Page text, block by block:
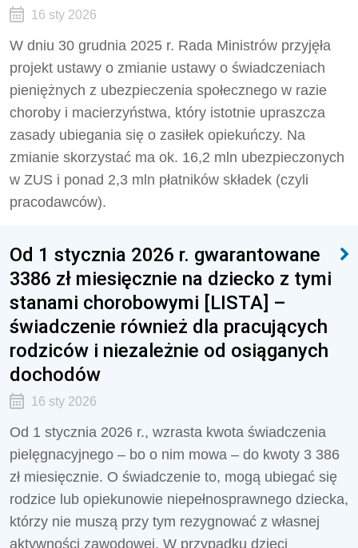
16 sty 2026
W dniu 30 grudnia 2025 r. Rada Ministrów przyjęła
projekt ustawy o zmianie ustawy o świadczeniach
pieniężnych z ubezpieczenia społecznego w razie
choroby i macierzyństwa, który istotnie upraszcza
zasady ubiegania się o zasiłek opiekuńczy. Na
zmianie skorzystać ma ok. 16,2 mln ubezpieczonych
w ZUS i ponad 2,3 mln płatników składek (czyli
pracodawców).
Od 1 stycznia 2026 r. gwarantowane
3386 zł miesięcznie na dziecko z tymi
stanami chorobowymi [LISTA] –
świadczenie również dla pracujących
rodziców i niezależnie od osiąganych
dochodów
16 sty 2026
Od 1 stycznia 2026 r., wzrasta kwota świadczenia
pielęgnacyjnego – bo o nim mowa – do kwoty 3 386
zł miesięcznie. O świadczenie to, mogą ubiegać się
rodzice lub opiekunowie niepełnosprawnego dziecka,
którzy nie muszą przy tym rezygnować z własnej
aktywności zawodowej. W przypadku dzieci